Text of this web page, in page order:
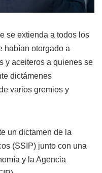
se extienda a todos los
habían otorgado a
y aceiteros a quienes se
dictámenes
varios gremios y
un dictamen de la
(SSIP) junto con una
y la Agencia